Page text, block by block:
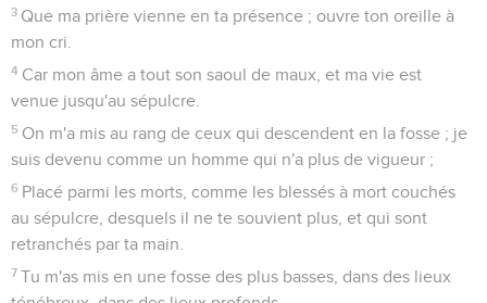
14 Mais moi, ô Eternel ! je crie à toi, ma prière te prévient dès
le matin.
15 Eternel ! pourquoi rejettes-tu mon âme, pourquoi caches-
tu ta face de moi ?
16 Je suis affligé et comme rendant l'esprit dès ma jeunesse ;
j'ai été exposé à tes terreurs, et je ne sais où j'en suis.
17
Les ardeurs de ta [colère] sont passées sur moi, et tes
frayeurs m'ont retranché.
18
Ils m'ont tout le jour environné comme des eaux, ils m'ont
entouré tous ensemble.